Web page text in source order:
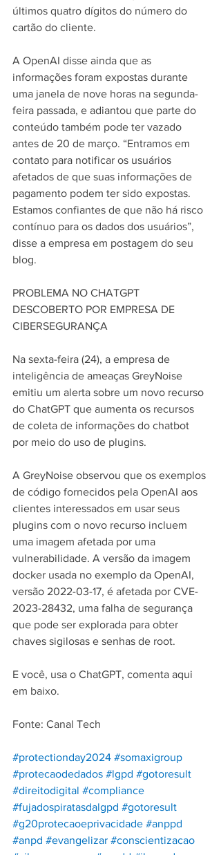
últimos quatro dígitos do número do
cartão do cliente.
A OpenAI disse ainda que as
informações foram expostas durante
uma janela de nove horas na segunda-
feira passada, e adiantou que parte do
conteúdo também pode ter vazado
antes de 20 de março. “Entramos em
contato para notificar os usuários
afetados de que suas informações de
pagamento podem ter sido expostas.
Estamos confiantes de que não há risco
contínuo para os dados dos usuários”,
disse a empresa em postagem do seu
blog.
PROBLEMA NO CHATGPT
DESCOBERTO POR EMPRESA DE
CIBERSEGURANÇA
Na sexta-feira (24), a empresa de
inteligência de ameaças GreyNoise
emitiu um alerta sobre um novo recurso
do ChatGPT que aumenta os recursos
de coleta de informações do chatbot
por meio do uso de plugins.
A GreyNoise observou que os exemplos
de código fornecidos pela OpenAI aos
clientes interessados em usar seus
plugins com o novo recurso incluem
uma imagem afetada por uma
vulnerabilidade. A versão da imagem
docker usada no exemplo da OpenAI,
versão 2022-03-17, é afetada por CVE-
2023-28432, uma falha de segurança
que pode ser explorada para obter
chaves sigilosas e senhas de root.
E você, usa o ChatGPT, comenta aqui
em baixo.
Fonte: Canal Tech
#protectionday2024 #somaxigroup
#protecaodedados #lgpd #gotoresult
#direitodigital #compliance
#fujadospiratasdalgpd #gotoresult
#g20protecaoeprivacidade #anppd
#anpd #evangelizar #conscientizacao